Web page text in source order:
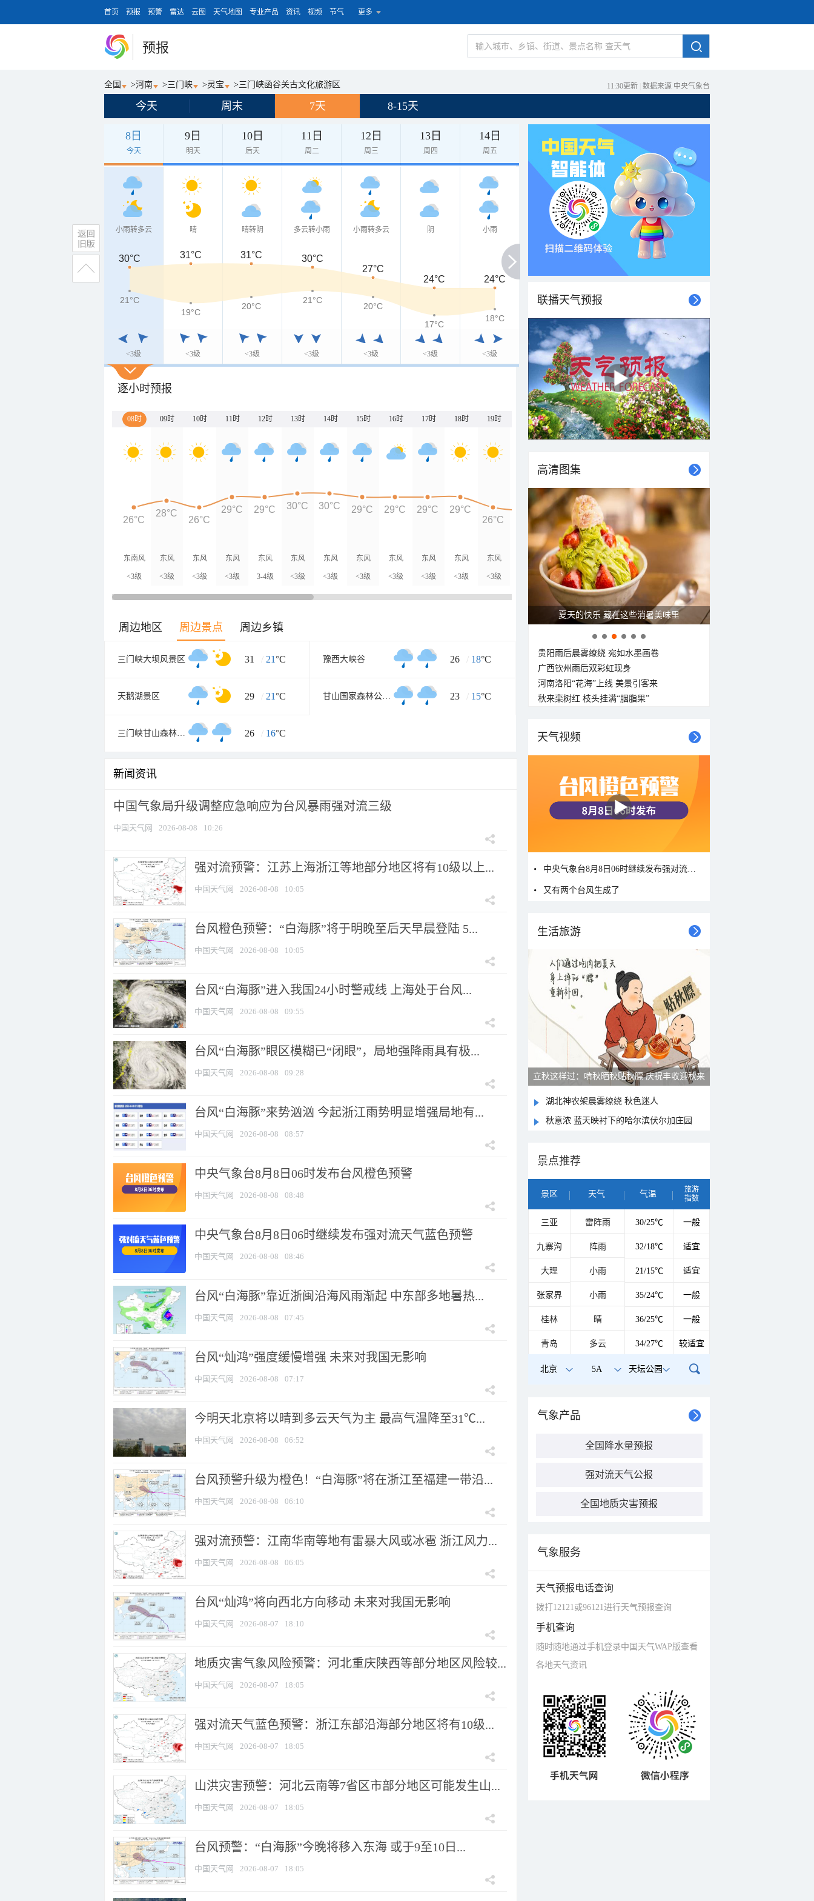
首页 预报 预警 雷达 云图 天气地图 专业产品 资讯 视频 节气 更多
预报
全国 >河南 >三门峡 >灵宝 >三门峡函谷关古文化旅游区 11:30更新 数据来源 中央气象台
今天 周末 7天 8-15天
8日
今天
9日
明天
10日
后天
11日
周二
12日
周三
13日
周四
14日
周五
小雨转多云
<3级
晴
<3级
晴转阴
<3级
多云转小雨
<3级
小雨转多云
<3级
阴
<3级
小雨
<3级
30°C 31°C 31°C
30°C
27°C
24°C
24°C
21°C
19°C
20°C
21°C
20°C
17°C
18°C
逐小时预报
08时 09时 10时 11时 12时 13时 14时 15时 16时 17时 18时 19时 20时 21时 22时 23时 00时 01时
东南风
<3级
东风
<3级
东风
<3级
东风
<3级
东风
3-4级
东风
<3级
东风
<3级
东风
<3级
东风
<3级
东风
<3级
东风
<3级
东风
<3级
东风
<3级
东风
<3级
东南风
<3级 <3级 <3级
26°C
28°C
26°C
29°C 29°C 30°C 30°C 29°C 29°C 29°C
29°C
26°C
25°C 24°C 24°C 23°C 23°C 23°C
周边地区 周边景点 周边乡镇
三门峡大坝风景区 31 / 21°C 豫西大峡谷 26 / 18°C
天鹅湖景区 29 / 21°C 甘山国家森林公园南门 23 / 15°C
三门峡甘山森林公园 26 / 16°C
新闻资讯
中国气象局升级调整应急响应为台风暴雨强对流三级
中国天气网 2026-08-08 10:26
强对流预警：江苏上海浙江等地部分地区将有10级以上...
中国天气网 2026-08-08 10:05
台风橙色预警：“白海豚”将于明晚至后天早晨登陆 5...
中国天气网 2026-08-08 10:05
台风“白海豚”进入我国24小时警戒线 上海处于台风...
中国天气网 2026-08-08 09:55
台风“白海豚”眼区模糊已“闭眼”，局地强降雨具有极...
中国天气网 2026-08-08 09:28
台风“白海豚”来势汹汹 今起浙江雨势明显增强局地有...
中国天气网 2026-08-08 08:57
中央气象台8月8日06时发布台风橙色预警
中国天气网 2026-08-08 08:48
中央气象台8月8日06时继续发布强对流天气蓝色预警
中国天气网 2026-08-08 08:46
台风“白海豚”靠近浙闽沿海风雨渐起 中东部多地暑热...
中国天气网 2026-08-08 07:45
台风“灿鸿”强度缓慢增强 未来对我国无影响
中国天气网 2026-08-08 07:17
今明天北京将以晴到多云天气为主 最高气温降至31℃...
中国天气网 2026-08-08 06:52
台风预警升级为橙色！“白海豚”将在浙江至福建一带沿...
中国天气网 2026-08-08 06:10
强对流预警：江南华南等地有雷暴大风或冰雹 浙江风力...
中国天气网 2026-08-08 06:05
台风“灿鸿”将向西北方向移动 未来对我国无影响
中国天气网 2026-08-07 18:10
地质灾害气象风险预警：河北重庆陕西等部分地区风险较...
中国天气网 2026-08-07 18:05
强对流天气蓝色预警：浙江东部沿海部分地区将有10级...
中国天气网 2026-08-07 18:05
山洪灾害预警：河北云南等7省区市部分地区可能发生山...
中国天气网 2026-08-07 18:05
台风预警：“白海豚”今晚将移入东海 或于9至10日...
中国天气网 2026-08-07 18:05
联播天气预报
高清图集
广西南宁：盛夏里的“绿野仙踪”
贵阳雨后晨雾缭绕 宛如水墨画卷
广西钦州雨后双彩虹现身
河南洛阳“花海”上线 美景引客来
秋来栾树红 枝头挂满“胭脂果”
天气视频
中央气象台8月8日06时继续发布强对流天气蓝色预警
又有两个台风生成了
生活旅游
雨后峨眉沟壑尽显 金顶显真容
湖北神农架晨雾缭绕 秋色迷人
秋意浓 蓝天映衬下的哈尔滨伏尔加庄园
景点推荐
景区 天气 气温
旅游
指数
三亚 雷阵雨 30/25℃ 一般
九寨沟 阵雨 32/18℃ 适宜
大理 小雨 21/15℃ 适宜
张家界 小雨 35/24℃ 一般
桂林 晴 36/25℃ 一般
青岛 多云 34/27℃ 较适宜
北京 5A 天坛公园
气象产品
全国降水量预报
强对流天气公报
全国地质灾害预报
气象服务
天气预报电话查询
拨打12121或96121进行天气预报查询
手机查询
随时随地通过手机登录中国天气WAP版查看
各地天气资讯